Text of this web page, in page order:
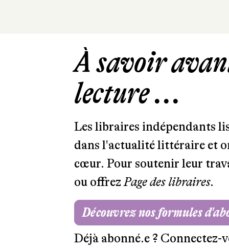
À savoir
lecture ...
Les libraires indépendants
dans l'actualité littéraire et
cœur. Pour soutenir leur
ou offrezPage des libraires.
Découvrez nos formules
Déjà abonné.e ? Connectez-